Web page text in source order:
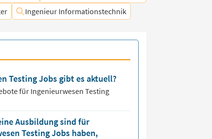
Ingenieur Informationstechnik
Testing Jobs gibt es aktuell?
fürIngenieurwesen Testing
Ausbildung sind für
Testing Jobs haben,